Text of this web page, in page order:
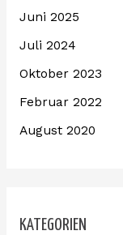
Juni 2025
Juli 2024
Oktober 2023
Februar 2022
August 2020
KATEGORIEN